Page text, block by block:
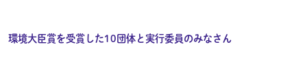
環境大臣賞を受賞した10団体と実行委員のみなさん